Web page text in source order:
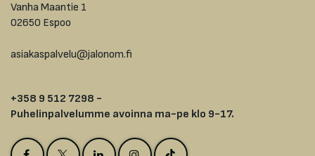
Vanha Maantie 1
02650 Espoo
asiakaspalvelu@jalonom.fi
+358 9 512 7298 -
Puhelinpalvelumme avoinna ma-pe klo 9-17.